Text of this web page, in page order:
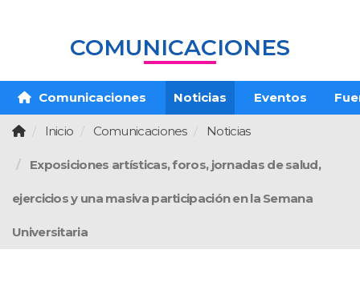
COMUNICACIONES
Comunicaciones Noticias Eventos
Inicio Comunicaciones Noticias
Exposiciones artísticas, foros, jornadas de salud,
ejercicios y una masiva participación en la Semana
Universitaria